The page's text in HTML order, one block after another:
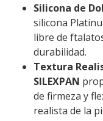
Silicona de
silicona
libre de
durabilidad.
Textura
SILEXPAN
de firmeza y
realista de la